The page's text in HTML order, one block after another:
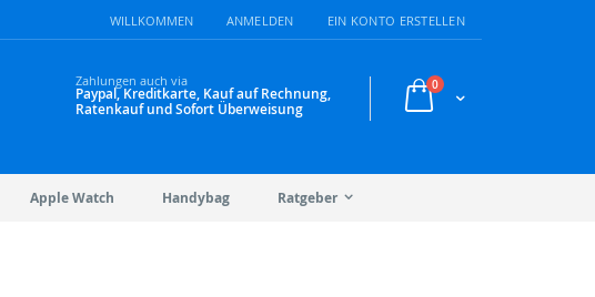
WILLKOMMEN ANMELDEN EIN KONTO ERSTELLEN
Warenkorb
0Artikel
Zahlungen auch via
Paypal, Kreditkarte, Kauf auf Rechnung,
Ratenkauf und Sofort Überweisung
Apple Watch Handybag Ratgeber